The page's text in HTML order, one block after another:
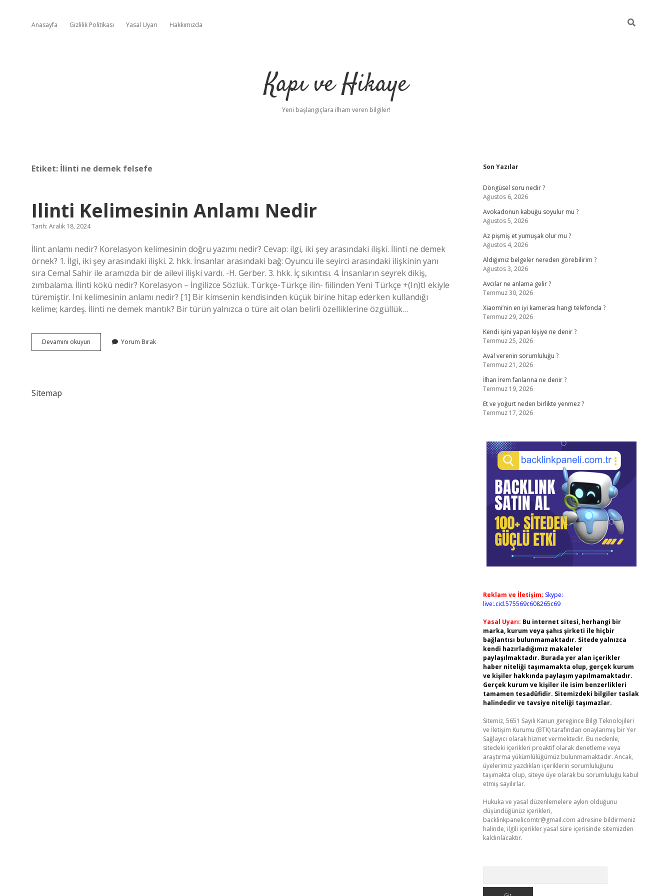
Anasayfa Gizlilik Politikası Yasal Uyarı Hakkımızda
Kapı ve Hikaye
Yeni başlangıçlara ilham veren bilgiler!
Etiket: İlinti ne demek felsefe
Ilinti Kelimesinin Anlamı Nedir
Tarih: Aralık 18, 2024
İlint anlamı nedir? Korelasyon kelimesinin doğru yazımı nedir? Cevap: ilgi, iki şey arasındaki ilişki. İlinti ne demek
örnek? 1. İlgi, iki şey arasındaki ilişki. 2. hkk. İnsanlar arasındaki bağ: Oyuncu ile seyirci arasındaki ilişkinin yanı
sıra Cemal Sahir ile aramızda bir de ailevi ilişki vardı. -H. Gerber. 3. hkk. İç sıkıntısı. 4. İnsanların seyrek dikiş,
zımbalama. İlinti kökü nedir? Korelasyon – İngilizce Sözlük. Türkçe-Türkçe ilin- fiilinden Yeni Türkçe +(In)tI ekiyle
türemiştir. Ini kelimesinin anlamı nedir? [1] Bir kimsenin kendisinden küçük birine hitap ederken kullandığı
kelime; kardeş. İlinti ne demek mantık? Bir türün yalnızca o türe ait olan belirli özelliklerine özgüllük…
Devamını okuyun
Kelimesinin
Yorum Bırak
Sitemap
Sidebar
Son Yazılar
Döngüsel soru nedir ?
Ağustos 6, 2026
Avokadonun kabuğu soyulur mu ?
Ağustos 5, 2026
Az pişmiş et yumuşak olur mu ?
Ağustos 4, 2026
Aldığımız belgeler nereden görebilirim ?
Ağustos 3, 2026
Avcılar ne anlama gelir ?
Temmuz 30, 2026
Xiaomi’nin en iyi kamerası hangi telefonda ?
Temmuz 29, 2026
Kendi işini yapan kişiye ne denir ?
Temmuz 25, 2026
Aval verenin sorumluluğu ?
Temmuz 21, 2026
İlhan İrem fanlarına ne denir ?
Temmuz 19, 2026
Et ve yoğurt neden birlikte yenmez ?
Temmuz 17, 2026
Reklam ve İletişim: Skype:
live:.cid.575569c608265c69
Yasal Uyarı: Bu internet sitesi, herhangi bir
marka, kurum veya şahıs şirketi ile hiçbir
bağlantısı bulunmamaktadır. Sitede yalnızca
kendi hazırladığımız makaleler
paylaşılmaktadır. Burada yer alan içerikler
haber niteliği taşımamakta olup, gerçek kurum
ve kişiler hakkında paylaşım yapılmamaktadır.
Gerçek kurum ve kişiler ile isim benzerlikleri
tamamen tesadüfidir. Sitemizdeki bilgiler taslak
halindedir ve tavsiye niteliği taşımazlar.
Sitemiz, 5651 Sayılı Kanun gereğince Bilgi Teknolojileri
ve İletişim Kurumu (BTK) tarafından onaylanmış bir Yer
Sağlayıcı olarak hizmet vermektedir. Bu nedenle,
sitedeki içerikleri proaktif olarak denetleme veya
araştırma yükümlülüğümüz bulunmamaktadır. Ancak,
üyelerimiz yazdıkları içeriklerin sorumluluğunu
taşımakta olup, siteye üye olarak bu sorumluluğu kabul
etmiş sayılırlar.
Hukuka ve yasal düzenlemelere aykırı olduğunu
düşündüğünüz içerikleri,
backlinkpanelicomtr@gmail.com adresine bildirmeniz
halinde, ilgili içerikler yasal süre içerisinde sitemizden
kaldırılacaktır.